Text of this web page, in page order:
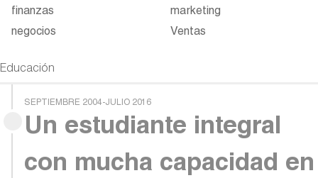
finanzas
marketing
negocios
Ventas
Educación
SEPTIEMBRE 2004-JULIO 2016
Un estudiante integral
con mucha capacidad en